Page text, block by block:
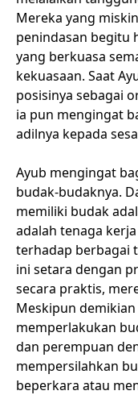
Mereka yang
penindasan begitu
yang berkuasa
kekuasaan. Saat
posisinya sebagai
ia pun mengingat
adilnya kepada
Ayub mengingat
budak-budaknya.
memiliki budak
adalah tenaga
terhadap berbagai
ini setara dengan
secara praktis,
Meskipun
memperlakukan
dan perempuan
mempersilahkan
beperkara atau